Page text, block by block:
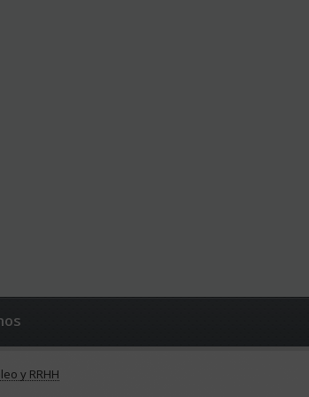
y RRHH